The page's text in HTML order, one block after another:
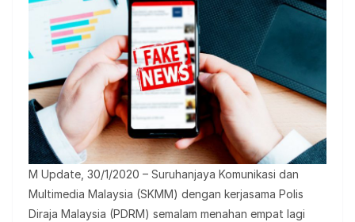
M Update, 30/1/2020 – Suruhanjaya Komunikasi dan
Multimedia Malaysia (SKMM) dengan kerjasama Polis
Diraja Malaysia (PDRM) semalam menahan empat lagi